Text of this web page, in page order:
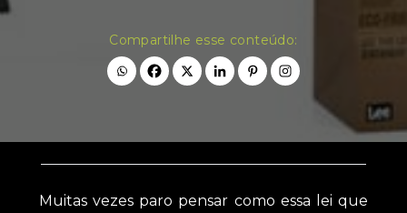
Compartilhe esse conteúdo:
Muitas vezes paro pensar como essa lei que